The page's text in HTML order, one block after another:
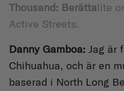
Thousand: Berättalite
Active Streets.
Danny Gamboa: Jag är
Chihuahua, och är en
baserad i North Long